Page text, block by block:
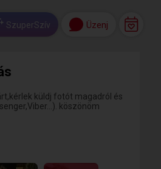
SzuperSzív Üzenj
küldj fotót magadról és
köszönöm